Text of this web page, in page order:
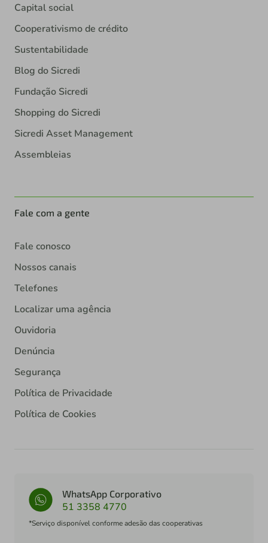
Capital social
Cooperativismo de crédito
Sustentabilidade
Blog do Sicredi
Fundação Sicredi
Shopping do Sicredi
Sicredi Asset Management
Assembleias
Fale com a gente
Fale conosco
Nossos canais
Telefones
Localizar uma agência
Ouvidoria
Denúncia
Segurança
Política de Privacidade
Política de Cookies
WhatsApp Corporativo
51 3358 4770
*Serviço disponível conforme adesão das cooperativas